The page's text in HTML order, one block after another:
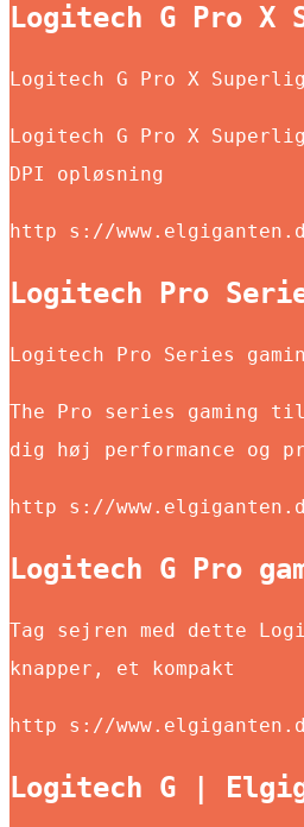
Logitech G Pro
Logitech G Pro X
Logitech G Pro X
DPI opløsning
http s://
Logitech Pro
Logitech Pro Series
The Pro series gaming
dig høj performance og
http s://
Logitech G Pro
Tag sejren med dette
knapper, et kompakt
http s://
Logitech G |